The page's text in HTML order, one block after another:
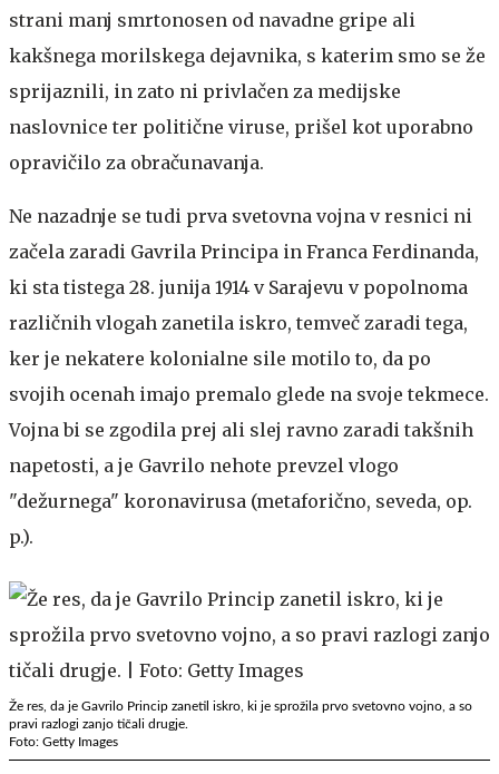
strani manj smrtonosen od navadne gripe ali
kakšnega morilskega dejavnika, s katerim smo se že
sprijaznili, in zato ni privlačen za medijske
naslovnice ter politične viruse, prišel kot uporabno
opravičilo za obračunavanja.
Ne nazadnje se tudi prva svetovna vojna v resnici ni
začela zaradi Gavrila Principa in Franca Ferdinanda,
ki sta tistega 28. junija 1914 v Sarajevu v popolnoma
različnih vlogah zanetila iskro, temveč zaradi tega,
ker je nekatere kolonialne sile motilo to, da po
svojih ocenah imajo premalo glede na svoje tekmece.
Vojna bi se zgodila prej ali slej ravno zaradi takšnih
napetosti, a je Gavrilo nehote prevzel vlogo
"dežurnega" koronavirusa (metaforično, seveda, op.
p.).
Že res, da je Gavrilo Princip zanetil iskro, ki je sprožila prvo svetovno vojno, a so
pravi razlogi zanjo tičali drugje.
Foto: Getty Images